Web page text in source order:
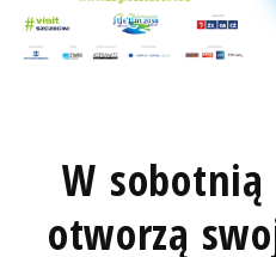
W sobotnią
otworzą